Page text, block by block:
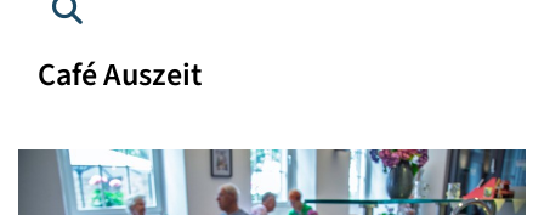
Café Auszeit